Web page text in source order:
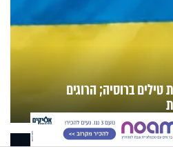
ברוסיה; הרוגים